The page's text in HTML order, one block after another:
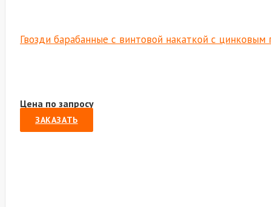
Гвозди барабанные с винтовой накаткой с
Цена по запросу
ЗАКАЗАТЬ